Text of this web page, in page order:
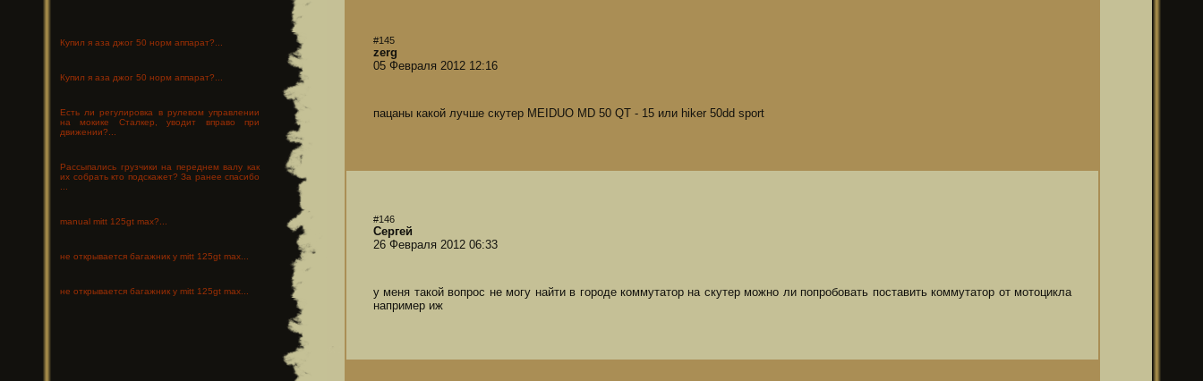
Купил я аза джог 50 норм аппарат?...
Купил я аза джог 50 норм аппарат?...
Есть ли регулировка в рулевом управлении
на мокике Сталкер, уводит вправо при
движении?...
Рассыпались грузчики на переднем валу как
их собрать кто подскажет? За ранее спасибо
...
manual mitt 125gt max?...
не открывается багажник у mitt 125gt max...
не открывается багажник у mitt 125gt max...
#145
zerg
05 Февраля 2012 12:16
пацаны какой лучше скутер MEIDUO MD 50 QT - 15 или hiker 50dd sport
#146
Сергей
26 Февраля 2012 06:33
у меня такой вопрос не могу найти в городе коммутатор на скутер можно ли попробовать поставить коммутатор от мотоцикла
например иж